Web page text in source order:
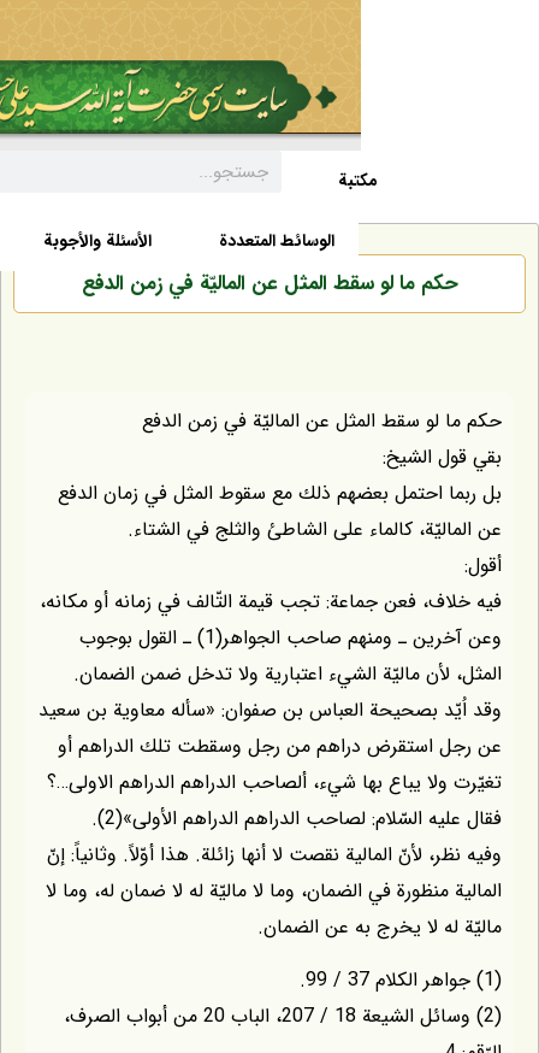
الأخبار السيرة الذاتية
الأسئلة والأجوبة الوسائط المتعددة
ما لو سقط المثل عن الماليّة في زمن الدفع
سقط المثل عن الماليّة في زمن الدفع
الشيخ:
احتمل بعضهم ذلك مع سقوط المثل في زمان الدفع
كالماء على الشاطئ والثلج في الشتاء.
فعن جماعة: تجب قيمة التّالف في زمانه أو مكانه،
وعن آخرين ـ ومنهم صاحب الجواهر(1) ـ القول بوجوب
لأن ماليّة الشيء اعتبارية ولا تدخل ضمن الضمان.
بصحيحة العباس بن صفوان: «سأله معاوية بن سعيد
استقرض دراهم من رجل وسقطت تلك الدراهم أو
يباع بها شيء، ألصاحب الدراهم الدراهم الاولى…؟
السّلام: لصاحب الدراهم الدراهم الأولى»(2).
لأنّ المالية نقصت لا أنها زائلة. هذا أوّلاً. وثانياً: إنّ
منظورة في الضمان، وما لا ماليّة له لا ضمان له، وما لا
لا يخرج به عن الضمان.
(2) وسائل الشيعة 18 / 207، الباب 20 من أبواب الصرف،